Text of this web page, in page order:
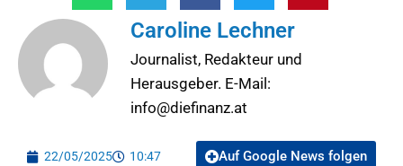
Caroline Lechner
Journalist, Redakteur und
Herausgeber. E-Mail:
info@diefinanz.at
22/05/2025 10:47 Auf Google News folgen